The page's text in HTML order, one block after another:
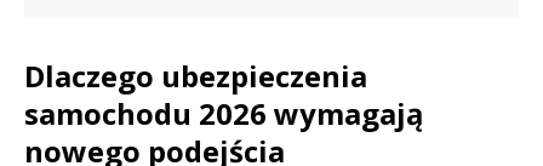
Dlaczego ubezpieczenia
samochodu 2026 wymagają
nowego podejścia